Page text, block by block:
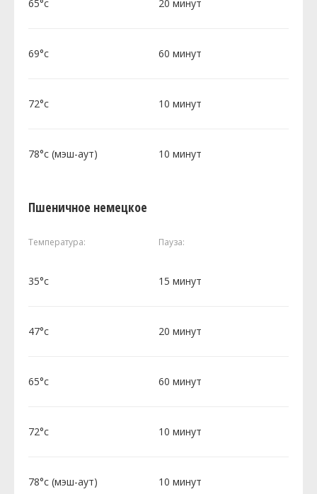
65°c 20 минут
69°c 60 минут
72°c 10 минут
78°c (мэш-аут) 10 минут
Пшеничное немецкое
Температура: Пауза:
35°c 15 минут
47°c 20 минут
65°c 60 минут
72°c 10 минут
78°c (мэш-аут) 10 минут